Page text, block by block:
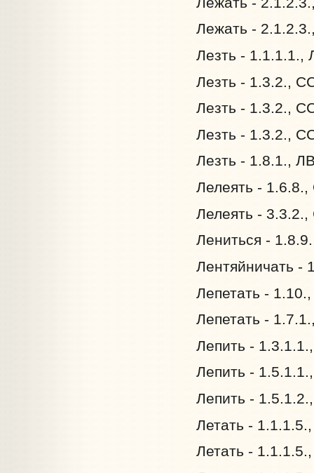
Лежать -
Лезть - 1.1.1.1.,
Лезть - 1.3.2.,
Лезть - 1.3.2.,
Лезть - 1.3.2.,
Лезть - 1.8.1.,
Лелеять -
Лелеять -
Лениться -
Лентяйничать -
Лепетать -
Лепетать -
Лепить -
Лепить -
Лепить -
Летать -
Летать -